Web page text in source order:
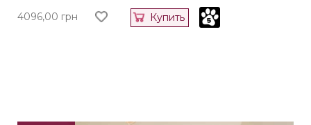
4096,00 грн Купить